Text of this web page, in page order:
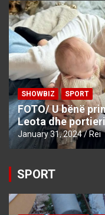
SHOWBIZ SPORT
FOTO/ U bënë
Leota dhe
January 31, 2024 Rei
SPORT